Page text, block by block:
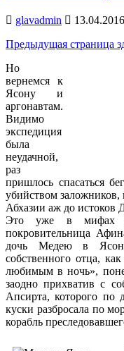
glavadmin 13.04.2016
Предыдущая страница
Но
вернемся к
Ясону и
аргонавтам.
Видимо
экспедиция
была
неудачной,
раз
пришлось спасаться
убийством заложников,
Абхазии аж до истоков
Это уже в мифах
покровительница
дочь Медею в
собственного отца,
любимым в ночь»,
заодно прихватив с
Апсирта, которого по
куски разбросала по
корабль